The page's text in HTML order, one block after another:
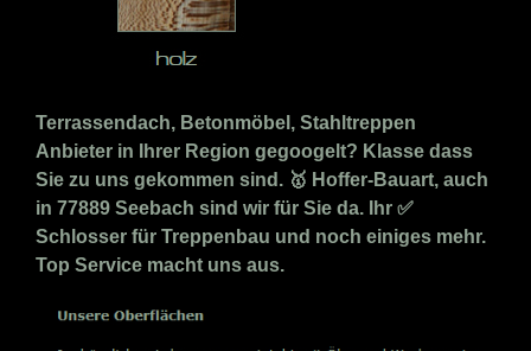
Terrassendach, Betonmöbel, Stahltreppen
Anbieter in Ihrer Region gegoogelt? Klasse dass
Sie zu uns gekommen sind. 🥇 Hoffer-Bauart, auch
in 77889 Seebach sind wir für Sie da. Ihr ✅
Schlosser für Treppenbau und noch einiges mehr.
Top Service macht uns aus.